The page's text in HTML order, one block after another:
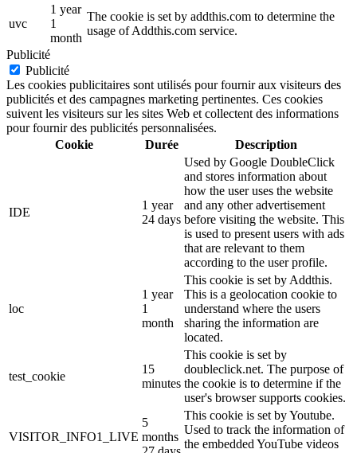
uvc
1 year
1
month
The cookie is set by addthis.com to determine the
usage of Addthis.com service.
Publicité
Publicité
Les cookies publicitaires sont utilisés pour fournir aux visiteurs des
publicités et des campagnes marketing pertinentes. Ces cookies
suivent les visiteurs sur les sites Web et collectent des informations
pour fournir des publicités personnalisées.
Cookie
Durée Description
IDE
1 year
24 days
Used by Google DoubleClick
and stores information about
how the user uses the website
and any other advertisement
before visiting the website. This
is used to present users with ads
that are relevant to them
according to the user profile.
loc
1 year
1
month
This cookie is set by Addthis.
This is a geolocation cookie to
understand where the users
sharing the information are
located.
test_cookie
15
minutes
This cookie is set by
doubleclick.net. The purpose of
the cookie is to determine if the
user's browser supports cookies.
VISITOR_INFO1_LIVE
5
months
This cookie is set by Youtube.
Used to track the information of
the embedded YouTube videos